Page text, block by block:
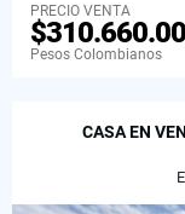
PRECIO VENTA
Pesos Colombianos
CASA EN